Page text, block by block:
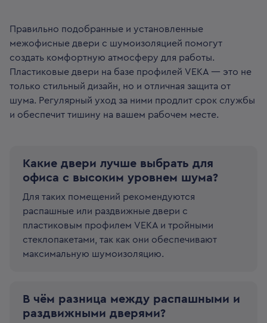
Правильно подобранные и установленные
межофисные двери с шумоизоляцией помогут
создать комфортную атмосферу для работы.
Пластиковые двери на базе профилей VEKA — это не
только стильный дизайн, но и отличная защита от
шума. Регулярный уход за ними продлит срок службы
и обеспечит тишину на вашем рабочем месте.
Какие двери лучше выбрать для
офиса с высоким уровнем шума?
Для таких помещений рекомендуются
распашные или раздвижные двери с
пластиковым профилем VEKA и тройными
стеклопакетами, так как они обеспечивают
максимальную шумоизоляцию.
В чём разница между распашными и
раздвижными дверями?